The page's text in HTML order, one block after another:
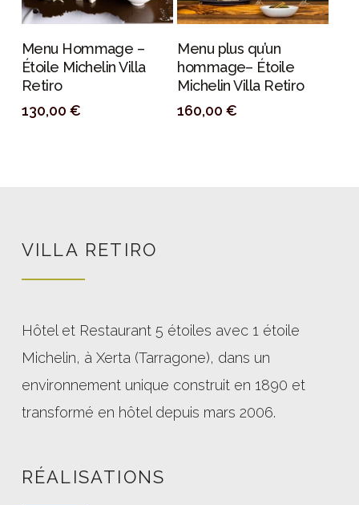
PERSONALIZAR
Menu Hommage –
Étoile Michelin Villa
Retiro
130,00 €
PERSONALIZAR
Menu plus qu’un
hommage– Étoile
Michelin Villa Retiro
160,00€
VILLA RETIRO
Hôtel et Restaurant 5 étoiles avec 1 étoile
Michelin, à Xerta (Tarragone), dans un
environnement unique construit en 1890 et
transformé en hôtel depuis mars 2006.
RÉALISATIONS